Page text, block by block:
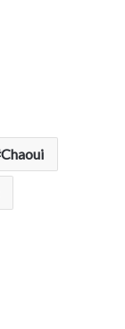
Chaoui